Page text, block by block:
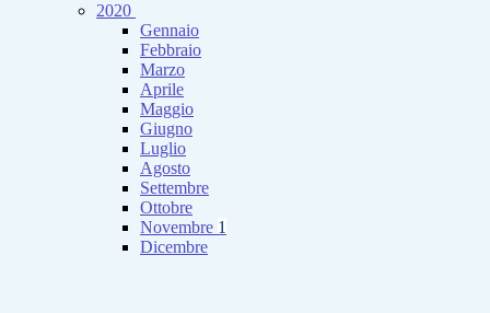
2020
Gennaio
Febbraio
Marzo
Aprile
Maggio
Giugno
Luglio
Agosto
Settembre
Ottobre
Novembre 1
Dicembre